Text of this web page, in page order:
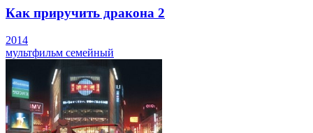
Как приручить дракона 2
2014
мультфильм семейный